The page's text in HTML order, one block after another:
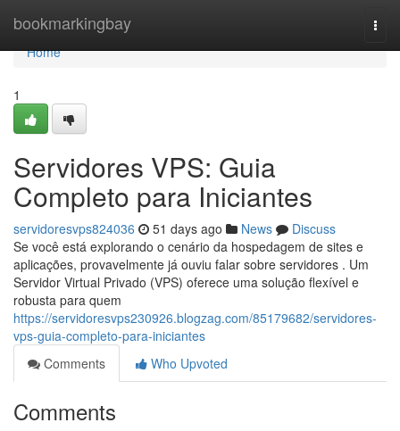
bookmarkingbay
Home
Home
1
Servidores VPS: Guia
Completo para Iniciantes
servidoresvps824036 51 days ago News
Discuss
Se você está explorando o cenário da hospedagem de sites e
aplicações, provavelmente já ouviu falar sobre servidores . Um
Servidor Virtual Privado (VPS) oferece uma solução flexível e
robusta para quem
https://servidoresvps230926.blogzag.com/85179682/servidores-
vps-guia-completo-para-iniciantes
Comments
Who Upvoted
Comments